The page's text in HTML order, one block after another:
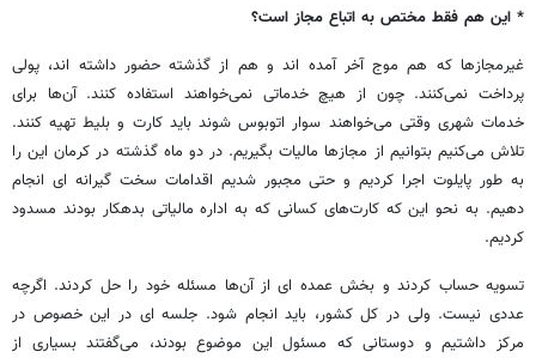
* این هم فقط مختص به اتباع مجاز است؟
غیرمجازها که هم موج آخر آمده اند و هم از گذشته حضور داشته اند، پولی
پرداخت نمی‌کنند. چون از هیچ خدماتی نمی‌خواهند استفاده کنند. آن‌ها برای
خدمات شهری وقتی می‌خواهند سوار اتوبوس شوند باید کارت و بلیط تهیه کنند.
تلاش می‌کنیم بتوانیم از مجازها مالیات بگیریم. در دو ماه گذشته در کرمان این را
به طور پایلوت اجرا کردیم و حتی مجبور شدیم اقدامات سخت گیرانه ای انجام
دهیم. به نحو این که کارت‌های کسانی که به اداره مالیاتی بدهکار بودند مسدود
کردیم.
تسویه حساب کردند و بخش عمده ای از آن‌ها مسئله خود را حل کردند. اگرچه
عددی نیست. ولی در کل کشور، باید انجام شود. جلسه ای در این خصوص در
مرکز داشتیم و دوستانی که مسئول این موضوع بودند، می‌گفتند بسیاری از